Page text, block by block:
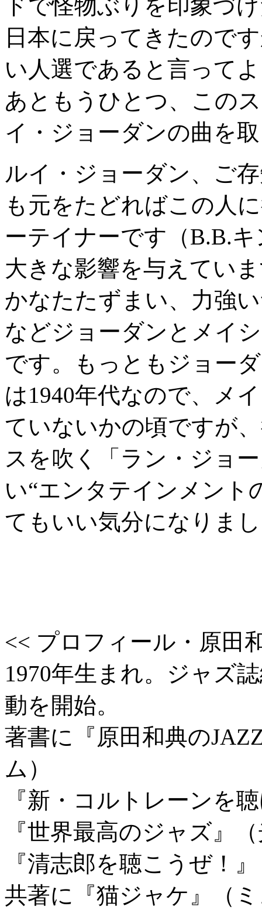
ドで怪物ぶりを印象づ
日本に戻ってきたので
い人選であると言って
あともうひとつ、この
イ・ジョーダンの曲を
ルイ・ジョーダン、ご
も元をたどればこの人
ーテイナーです（B.B.
大きな影響を与えてい
かなたたずまい、力強
などジョーダンとメイ
です。もっともジョー
は1940年代なので、メ
ていないかの頃ですが
スを吹く「ラン・ジョ
い“エンタテインメント
てもいい気分になりま
<< プロフィール・原田
1970年生まれ。ジャズ
動を開始。
著書に『原田和典の
ム）
『新・コルトレーンを
『世界最高のジャズ』
『清志郎を聴こうぜ！
共著に『猫ジャケ』（